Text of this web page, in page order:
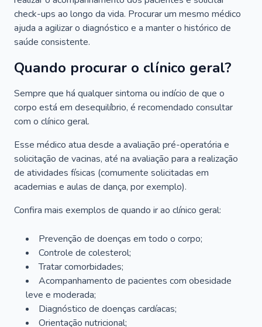
check-ups ao longo da vida. Procurar um mesmo médico
ajuda a agilizar o diagnóstico e a manter o histórico de
saúde consistente.
Quando procurar o clínico geral?
Sempre que há qualquer sintoma ou indício de que o
corpo está em desequilíbrio, é recomendado consultar
com o clínico geral.
Esse médico atua desde a avaliação pré-operatória e
solicitação de vacinas, até na avaliação para a realização
de atividades físicas (comumente solicitadas em
academias e aulas de dança, por exemplo).
Confira mais exemplos de quando ir ao clínico geral:
Prevenção de doenças em todo o corpo;
Controle de colesterol;
Tratar comorbidades;
Acompanhamento de pacientes com obesidade
leve e moderada;
Diagnóstico de doenças cardíacas;
Orientação nutricional;